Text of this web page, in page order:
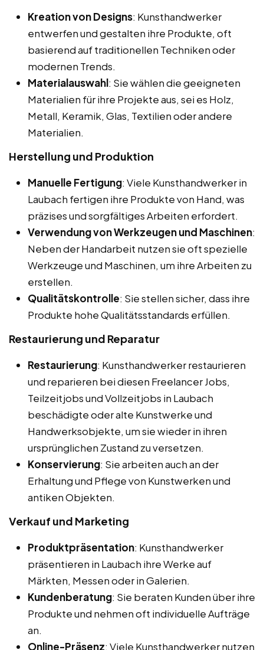
Kreation von Designs: Kunsthandwerker
entwerfen und gestalten ihre Produkte, oft
basierend auf traditionellen Techniken oder
modernen Trends.
Materialauswahl: Sie wählen die geeigneten
Materialien für ihre Projekte aus, sei es Holz,
Metall, Keramik, Glas, Textilien oder andere
Materialien.
Herstellung und Produktion
Manuelle Fertigung: Viele Kunsthandwerker in
Laubach fertigen ihre Produkte von Hand, was
präzises und sorgfältiges Arbeiten erfordert.
Verwendung von Werkzeugen und Maschinen:
Neben der Handarbeit nutzen sie oft spezielle
Werkzeuge und Maschinen, um ihre Arbeiten zu
erstellen.
Qualitätskontrolle: Sie stellen sicher, dass ihre
Produkte hohe Qualitätsstandards erfüllen.
Restaurierung und Reparatur
Restaurierung: Kunsthandwerker restaurieren
und reparieren bei diesen Freelancer Jobs,
Teilzeitjobs und Vollzeitjobs in Laubach
beschädigte oder alte Kunstwerke und
Handwerksobjekte, um sie wieder in ihren
ursprünglichen Zustand zu versetzen.
Konservierung: Sie arbeiten auch an der
Erhaltung und Pflege von Kunstwerken und
antiken Objekten.
Verkauf und Marketing
Produktpräsentation: Kunsthandwerker
präsentieren in Laubach ihre Werke auf
Märkten, Messen oder in Galerien.
Kundenberatung: Sie beraten Kunden über ihre
Produkte und nehmen oft individuelle Aufträge
an.
Online-Präsenz: Viele Kunsthandwerker nutzen